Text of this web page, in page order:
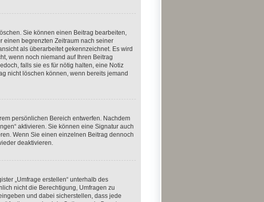
Sie können einen Beitrag bearbeiten,
einen begrenzten Zeitraum nach seiner
als überarbeitet gekennzeichnet. Es wird
wenn noch niemand auf Ihren Beitrag
falls sie es für nötig halten, eine Notiz
nicht löschen können, wenn bereits jemand
persönlichen Bereich entwerfen. Nachdem
aktivieren. Sie können eine Signatur auch
Wenn Sie einen einzelnen Beitrag dennoch
deaktivieren.
„Umfrage erstellen“ unterhalb des
nicht die Berechtigung, Umfragen zu
und dabei sicherstellen, dass jede